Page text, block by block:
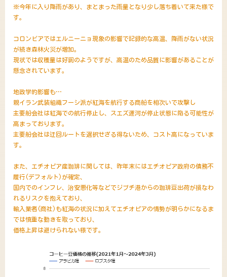
※今年に入り降雨があり、まとまった雨量となり少し落ち着いて来た様で
す。
コロンビアではエルニーニョ現象の影響で記録的な高温、降雨がない状況
が続き森林火災が増加。
現状では収穫量は好調のようですが、高温のため品質に影響があることが
懸念されています。
地政学的影響も…
親イラン武装組織フーシ派が紅海を航行する商船を相次いで攻撃し
主要船会社は紅海での航行停止し、スエズ運河が停止状態に陥る可能性が
高まっております。
主要船会社は迂回ルートを選択せざる得ないため、コスト高になっていま
す。
また、エチオピア産珈琲に関しては、昨年末にはエチオピア政府の債務不
履行(デフォルト)が確定、
国内でのインフレ、治安悪化等などでジブチ港からの珈琲豆出荷が損なわ
れるリスクを抱えており、
輸入業者(商社)も紅海の状況に加えてエチオピアの情勢が明らかになるま
では慎重な動きを取っており、
価格上昇は避けられない様です。